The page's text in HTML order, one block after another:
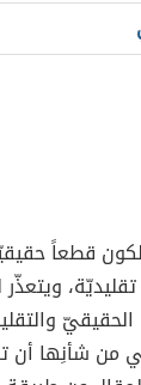
قطعاً
الحقيقيّ
من شأنِها